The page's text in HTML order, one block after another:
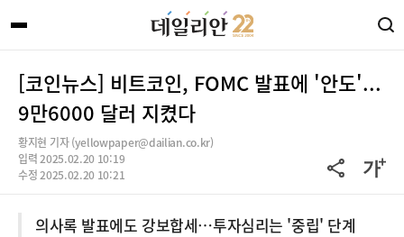
[코인뉴스] 비트코인, FOMC 발표에 '안도'...
9만6000 달러 지켰다
황지현 기자 (yellowpaper@dailian.co.kr)
입력 2025.02.20 10:19
수정 2025.02.20 10:21
의사록 발표에도 강보합세…투자심리는 '중립' 단계